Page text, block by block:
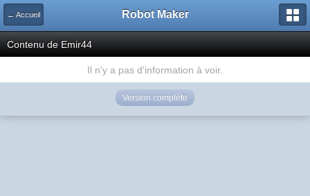
← Accueil Robot Maker
Contenu de Emir44
Il n'y a pas d'information à voir.
Version complète